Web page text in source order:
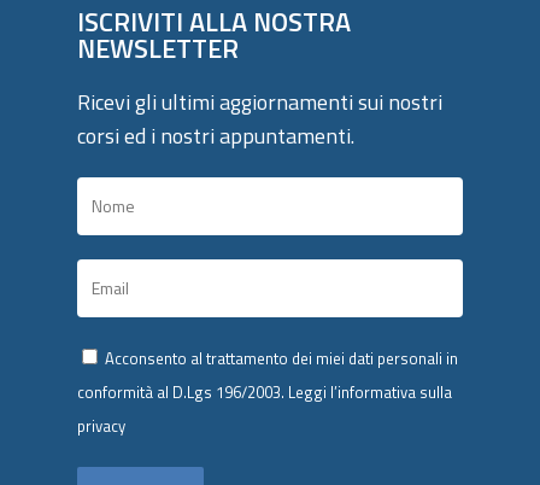
ISCRIVITI ALLA NOSTRA
NEWSLETTER
Ricevi gli ultimi aggiornamenti sui nostri
corsi ed i nostri appuntamenti.
Acconsento al trattamento dei miei dati personali in
conformità al D.Lgs 196/2003. Leggi l’informativa sulla
privacy